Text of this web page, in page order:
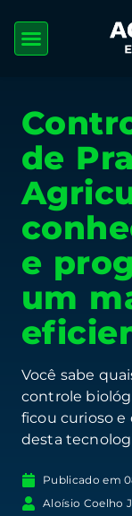
de
e
um
Você sabe
controle
ficou curioso e
desta
Publicado em
Aloísio Coelho